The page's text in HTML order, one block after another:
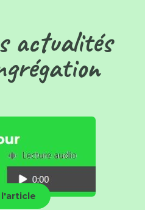
actualités
l'article